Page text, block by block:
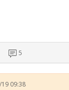
5
09:38